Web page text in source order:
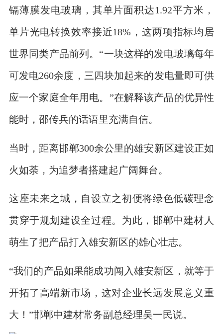
镉薄膜发电玻璃，其单片面积达1.92平方米，
单片光电转换效率接近18%，这两项指标均居
世界同类产品前列。“一块这样的发电玻璃每年
可发电260余度，三四块加起来的发电量即可供
应一个家庭全年用电。”在解释该产品的优异性
能时，邵传兵的话语里充满自信。
当时，距离邯郸300余公里的雄安新区建设正如
火如荼，为追梦者搭建起广阔舞台。
这座未来之城，自设立之初便将绿色低碳理念
贯穿于规划建设全过程。为此，邯郸中建材人
萌生了把产品打入雄安新区的雄心壮志。
“我们的产品如果能成功闯入雄安新区，就等于
开拓了高端新市场，这对企业长远发展意义重
大！”邯郸中建材常务副总经理吴一民说。